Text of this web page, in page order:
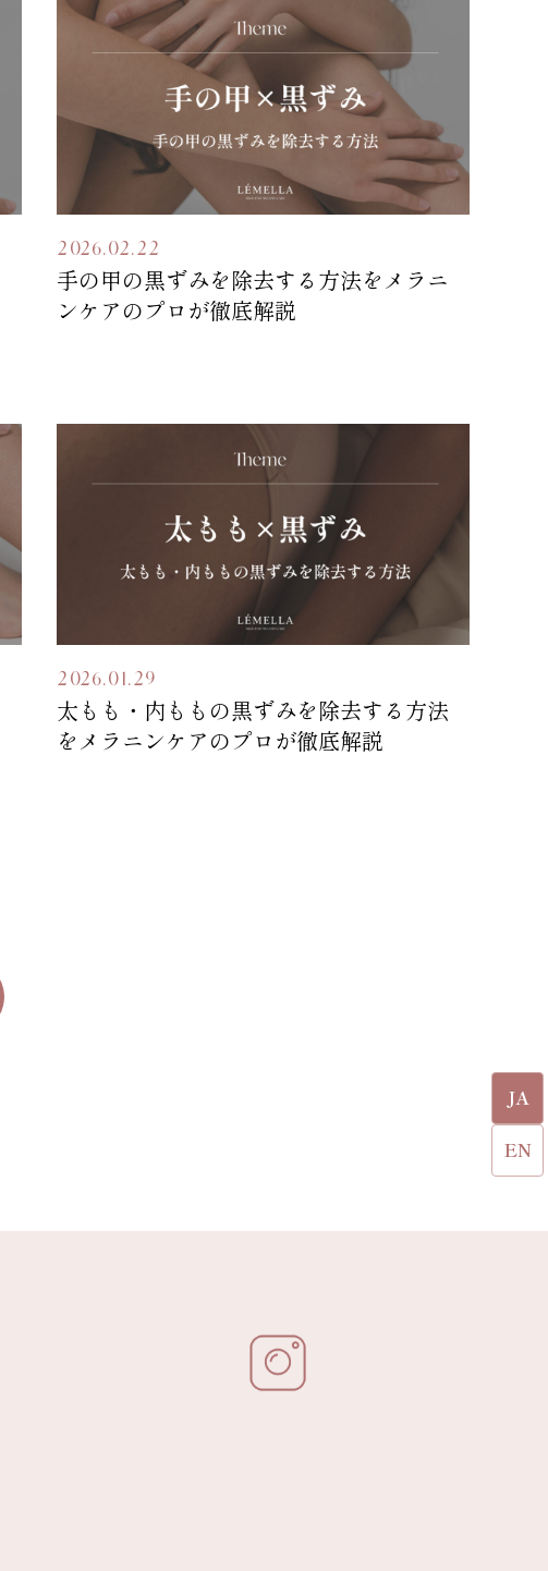
JA
EN
2026.02.22
手の甲の黒ずみを除去する方法をメラニ
ンケアのプロが徹底解説
2026.01.29
太もも・内ももの黒ずみを除去する方法
をメラニンケアのプロが徹底解説